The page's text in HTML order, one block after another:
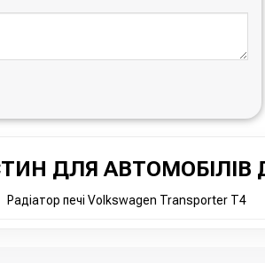
ДЛЯ
Радіатор печі Volkswagen Transporter T4